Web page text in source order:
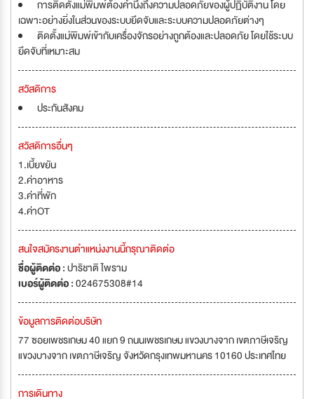
การติดตั้งแม่พิมพ์ต้องคำนึงถึงความปลอดภัยของผู้ปฏิบัติงาน โดย
เฉพาะอย่างยิ่งในส่วนของระบบยึดจับและระบบความปลอดภัยต่างๆ
ติดตั้งแม่พิมพ์เข้ากับเครื่องจักรอย่างถูกต้องและปลอดภัย โดยใช้ระบบ
ยึดจับที่เหมาะสม
สวัสดิการ
ประกันสังคม
สวัสดิการอื่นๆ
1.เบี้ยขยัน
2.ค่าอาหาร
3.ค่าที่พัก
4.ค่าOT
สนใจสมัครงานตำแหน่งงานนี้กรุณาติดต่อ
ชื่อผู้ติดต่อ :ปาริชาติ ไพราม
เบอร์ผู้ติดต่อ :024675308#14
ข้อมูลการติดต่อบริษัท
77 ซอยเพชรเกษม 40 แยก 9 ถนนเพชรเกษม แขวงบางจาก เขตภาษีเจริญ
แขวงบางจาก เขตภาษีเจริญ จังหวัดกรุงเทพมหานคร 10160 ประเทศไทย
การเดินทาง